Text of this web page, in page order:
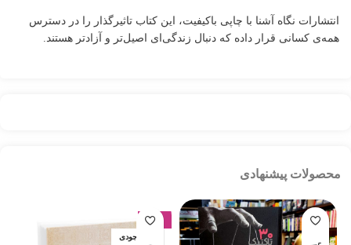
انتشارات نگاه آشنا با چاپی باکیفیت، این کتاب تاثیرگذار را در دسترس
همه‌ی کسانی قرار داده که دنبال زندگی‌ای اصیل‌تر و آزادتر هستند.
محصولات پیشنهادی
-17%
اتمام موجودی